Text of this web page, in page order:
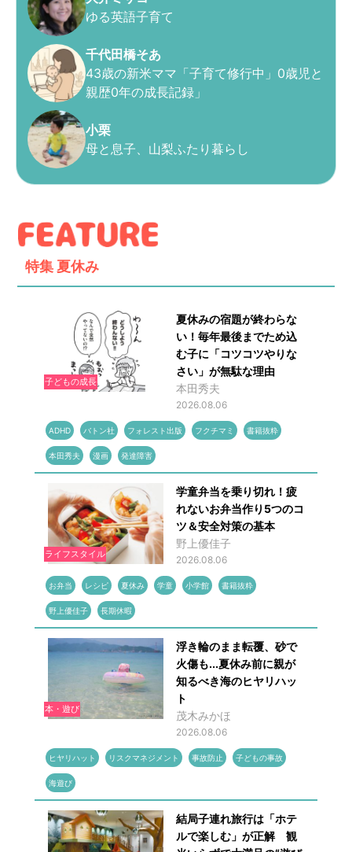
ゆる英語子育て
千代田橋そあ
43歳の新米ママ「子育て修行中」0歳児と
親歴0年の成長記録」
小栗
母と息子、山梨ふたり暮らし
特集 夏休み
子どもの成長
夏休みの宿題が終わらな
い！毎年最後までため込
む子に「コツコツやりな
さい」が無駄な理由
本田秀夫
2026.08.06
ADHD バトン社 フォレスト出版 フクチマミ 書籍抜粋
本田秀夫 漫画 発達障害
ライフスタイル
学童弁当を乗り切れ！疲
れないお弁当作り5つのコ
ツ＆安全対策の基本
野上優佳子
2026.08.06
お弁当 レシピ 夏休み 学童 小学館 書籍抜粋
野上優佳子 長期休暇
本・遊び
浮き輪のまま転覆、砂で
火傷も...夏休み前に親が
知るべき海のヒヤリハッ
ト
茂木みかほ
2026.08.06
ヒヤリハット リスクマネジメント 事故防止 子どもの事故
海遊び
結局子連れ旅行は「ホテ
ルで楽しむ」が正解 観